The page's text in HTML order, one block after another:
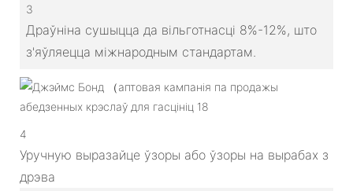
3
Драўніна сушыцца да вільготнасці 8%-12%, што
з'яўляецца міжнародным стандартам.
4
Уручную выразайце ўзоры або ўзоры на вырабах з
дрэва